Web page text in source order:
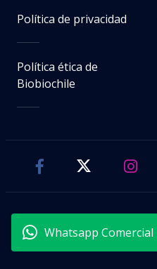
Política de privacidad
Política ética de
Biobiochile
Whatsapp Comercial